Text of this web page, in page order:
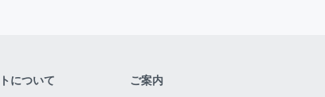
について ご案内